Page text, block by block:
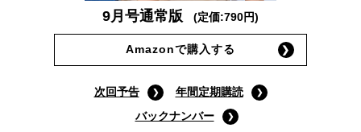
9月号通常版 (定価:790円)
Amazonで購入する
次回予告
年間定期購読
バックナンバー